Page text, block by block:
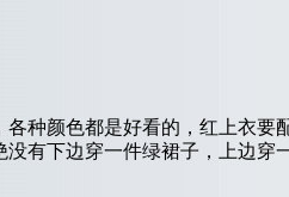
颜色都是好看的，红上衣要
有下边穿一件绿裙子，上边穿